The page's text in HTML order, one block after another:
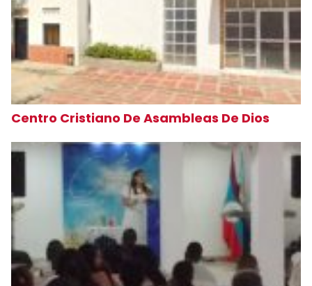
Centro Cristiano De Asambleas De Dios